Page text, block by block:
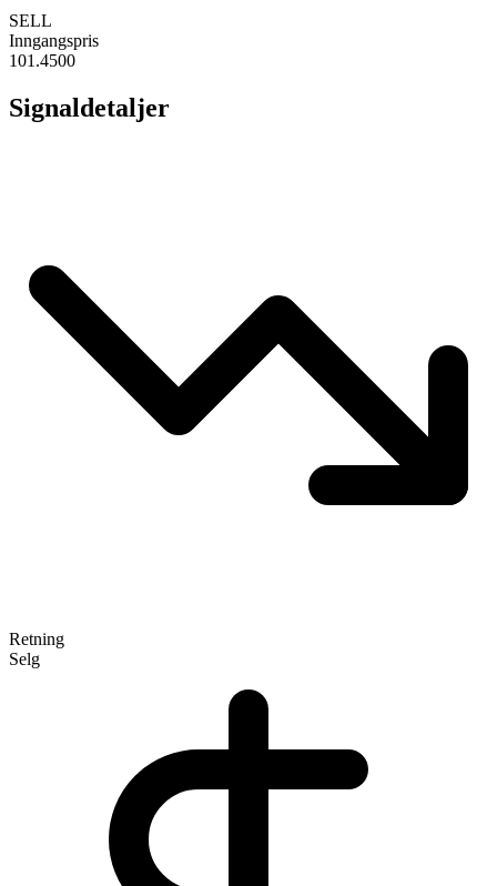
SELL
Inngangspris
101.4500
Signaldetaljer
Retning
Selg